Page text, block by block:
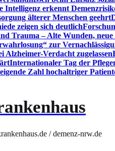
Intelligenz erkennt
älterer Menschen geehrt
zeigen sich deutlich
Trauma – Alte Wunden,
zur
Alzheimer-Verdacht zugelassen
Internationaler Tag der
Zahl hochaltriger
/ demenz-nrw.de